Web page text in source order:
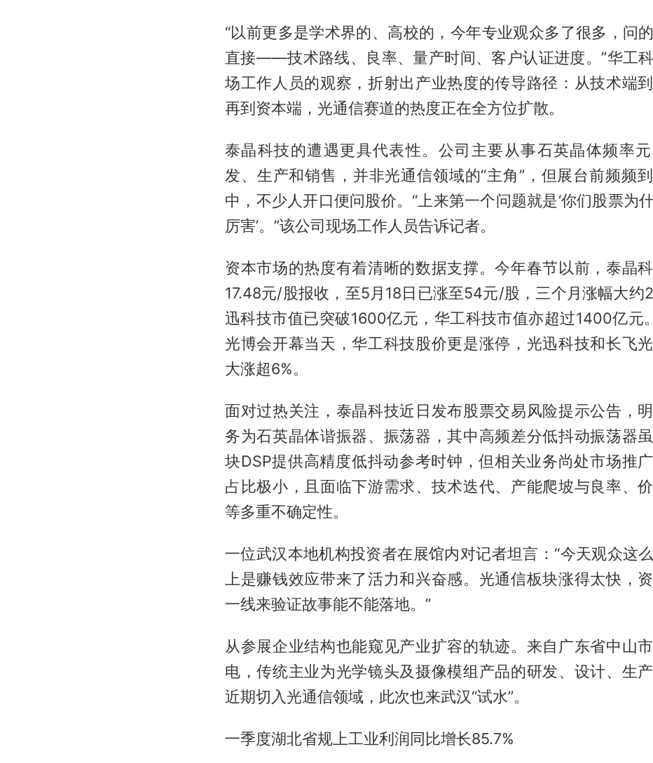
“以前更多是学术界的、高校的，今年专业观众多了很多，问
直接——技术路线、良率、量产时间、客户认证进度。”华工
场工作人员的观察，折射出产业热度的传导路径：从技术端到
再到资本端，光通信赛道的热度正在全方位扩散。
泰晶科技的遭遇更具代表性。公司主要从事石英晶体频率
发、生产和销售，并非光通信领域的“主角”，但展台前频频
中，不少人开口便问股价。“上来第一个问题就是‘你们股票为
厉害’。”该公司现场工作人员告诉记者。
资本市场的热度有着清晰的数据支撑。今年春节以前，泰晶
17.48元/股报收，至5月18日已涨至54元/股，三个月涨幅大约
迅科技市值已突破1600亿元，华工科技市值亦超过1400亿元
光博会开幕当天，华工科技股价更是涨停，光迅科技和长飞
大涨超6%。
面对过热关注，泰晶科技近日发布股票交易风险提示公告，
务为石英晶体谐振器、振荡器，其中高频差分低抖动振荡器
块DSP提供高精度低抖动参考时钟，但相关业务尚处市场推
占比极小，且面临下游需求、技术迭代、产能爬坡与良率、
等多重不确定性。
一位武汉本地机构投资者在展馆内对记者坦言：“今天观众这
上是赚钱效应带来了活力和兴奋感。光通信板块涨得太快，
一线来验证故事能不能落地。”
从参展企业结构也能窥见产业扩容的轨迹。来自广东省中山
电，传统主业为光学镜头及摄像模组产品的研发、设计、生产
近期切入光通信领域，此次也来武汉“试水”。
一季度湖北省规上工业利润同比增长85.7%